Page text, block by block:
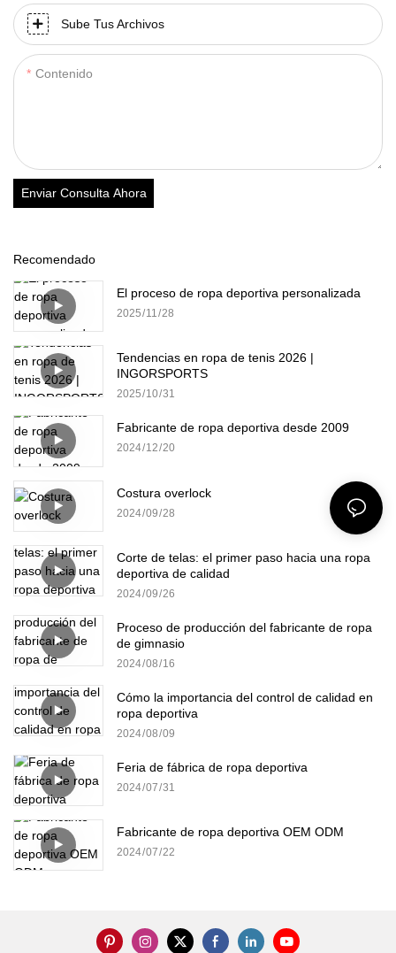
Sube Tus Archivos
Contenido
Enviar Consulta Ahora
Recomendado
El proceso de ropa deportiva personalizada
2025 11 28
Tendencias en ropa de tenis 2026 |
INGORSPORTS
2025 10 31
Fabricante de ropa deportiva desde 2009
2024 12 20
Costura overlock
2024 09 28
Corte de telas: el primer paso hacia una ropa
deportiva de calidad
2024 09 26
Proceso de producción del fabricante de ropa
de gimnasio
2024 08 16
Cómo la importancia del control de calidad en
ropa deportiva
2024 08 09
Feria de fábrica de ropa deportiva
2024 07 31
Fabricante de ropa deportiva OEM ODM
2024 07 22